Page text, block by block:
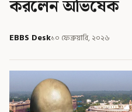
করলেন অভিষেক
EBBS Desk১০ ফেব্রুয়ারি, ২০২৬